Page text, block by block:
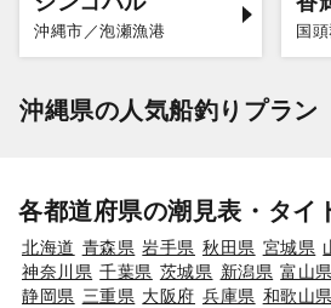
沖縄市／泡瀬漁港 国
沖縄県の人気船釣りプラン
各都道府県の潮見表・タイ
北海道 青森県 岩手県 秋田県 宮城県
神奈川県 千葉県 茨城県 新潟県 富山県
静岡県 三重県 大阪府 兵庫県 和歌山県